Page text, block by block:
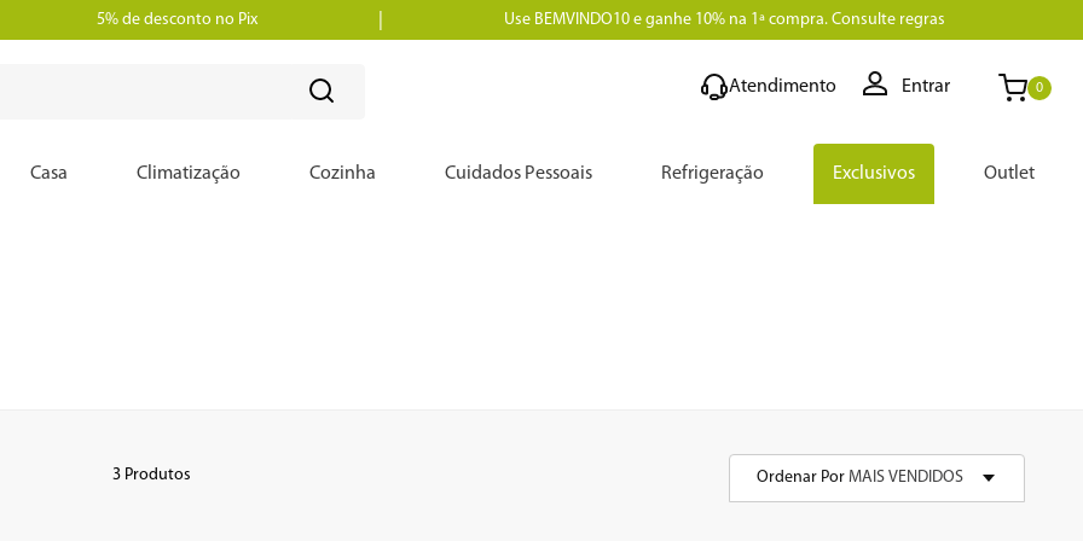
5% de desconto no Pix Use BEMVINDO10 e ganhe 10% na 1ª compra. Consulte regras
Atendimento Entrar 0
Casa Climatização Cozinha Cuidados Pessoais Refrigeração Exclusivos Outlet
3 Produtos Ordenar Por MAIS VENDIDOS